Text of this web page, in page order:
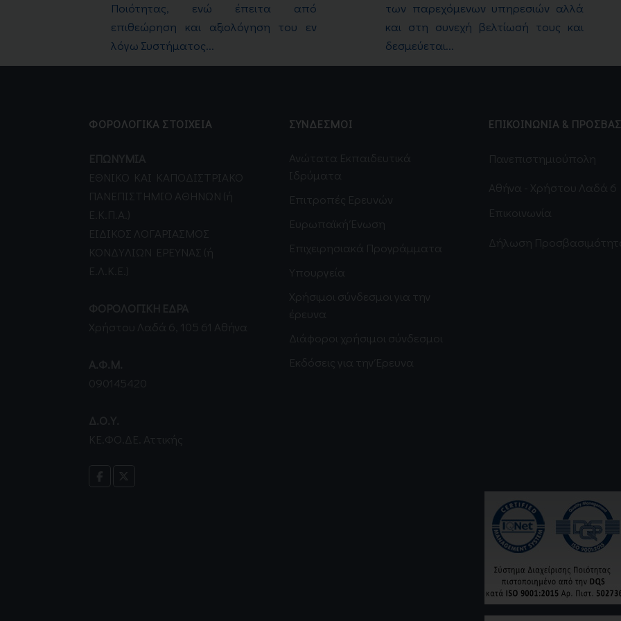
Ποιότητας, ενώ έπειτα από
επιθεώρηση και αξιολόγηση του εν
λόγω Συστήματος...
των παρεχόμενων υπηρεσιών αλλά
και στη συνεχή βελτίωσή τους και
δεσμεύεται...
ΦΟΡΟΛΟΓΙΚΑ ΣΤΟΙΧΕΙΑ ΣΥΝΔΕΣΜΟΙ ΕΠΙΚΟΙΝΩΝΙΑ &